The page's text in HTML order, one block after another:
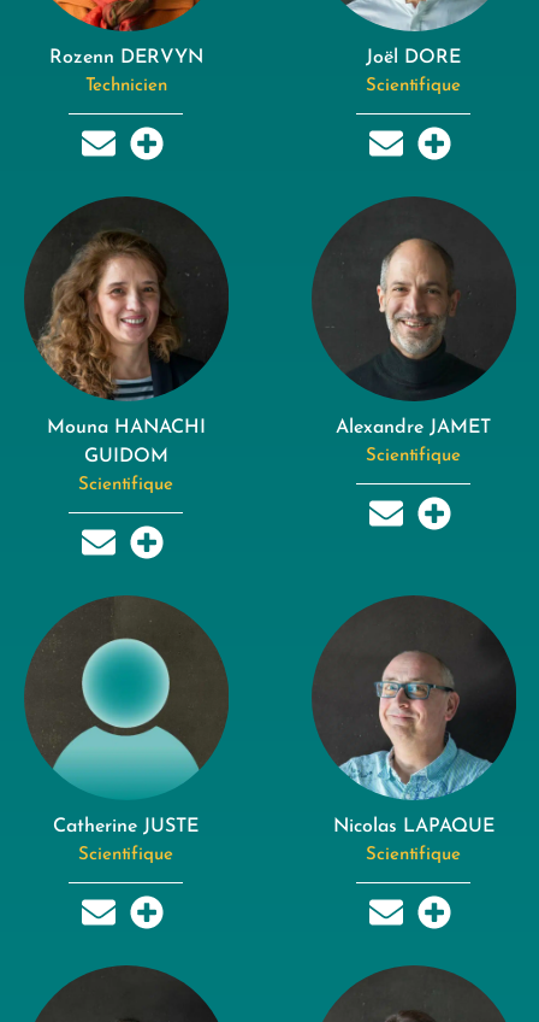
Rozenn DERVYN
Technicien
Joël DORE
Scientifique
Mouna HANACHI
GUIDOM
Scientifique
Alexandre JAMET
Scientifique
Catherine JUSTE
Scientifique
Nicolas LAPAQUE
Scientifique